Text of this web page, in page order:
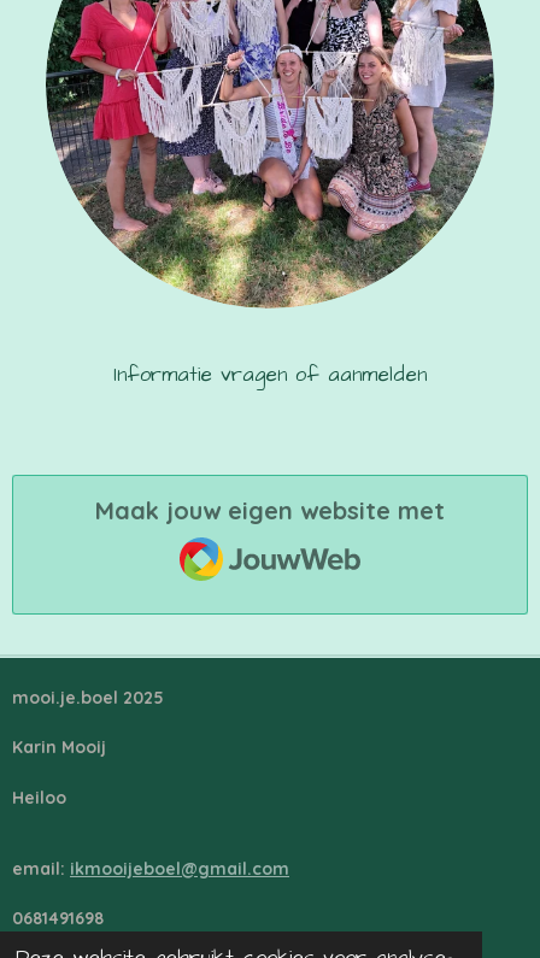
Informatie vragen of aanmelden
Maak jouw eigen website met
JouwWeb
mooi.je.boel 2025
Karin Mooij
Heiloo
email: ikmooijeboel@gmail.com
0681491698